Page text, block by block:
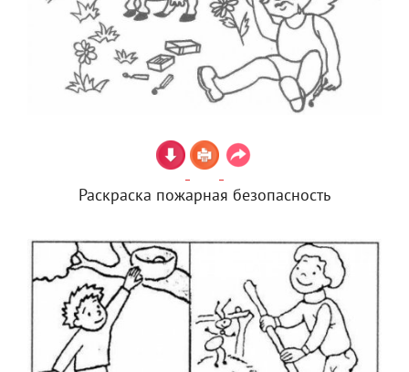
Раскраска пожарная безопасность